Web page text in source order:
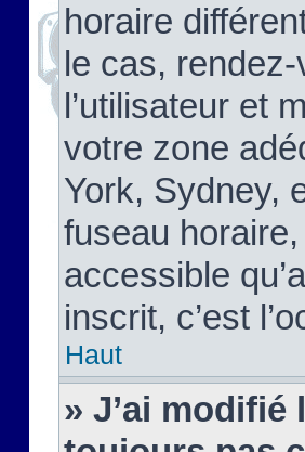
horaire
le cas,
l’utilisateur et
votre zone
York, Sydney,
fuseau
accessible
inscrit, c’est
Haut
» J’ai modifié